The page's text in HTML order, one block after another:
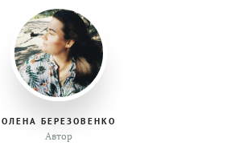
ОЛЕНА БЕРЕЗОВЕНКО
Автор